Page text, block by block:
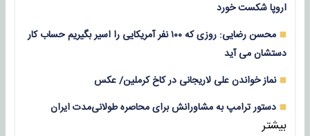
اروپا شکست خورد
محسن رضایی: روزی که ۱۰۰ نفر آمریکایی را اسیر بگیریم حساب کار
دستشان می آید
نماز خواندن علی لاریجانی در کاخ کرملین/ عکس
دستور ترامپ به مشاورانش برای محاصره طولانی‌مدت ایران
بیشتر